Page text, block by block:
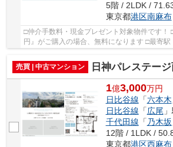
5階 / 2LDK /
東京都港区南麻布
□仲介手数料・現金プレゼント対象物件です！
円』がご購入の場合、無料になります □最
歩約9分 □リノベーション物件 □全172世帯の大
売買 | 中古マンション
日神パレステージ西麻布 仲介手数料無
1億3,000万円
日比谷線 「六本木
日比谷線 「広尾
千代田線 「乃木坂
12階 / 1LDK /
東京都港区西麻布